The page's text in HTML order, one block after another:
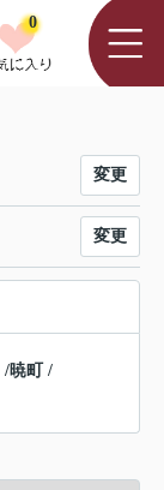
0
変更
変更
/暁町/